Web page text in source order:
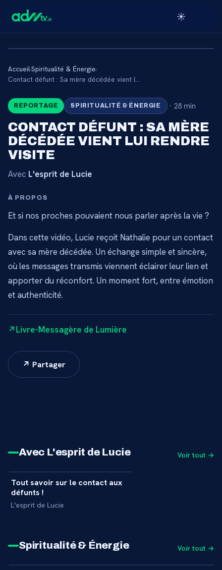
☀️
🔒
CONTENU RÉSERVÉ AUX
ABONNÉS
Connectez-vous via votre lien membre, ou
abonnez-vous pour accéder au catalogue.
Accueil›Spiritualité & Énergie›
Contact défunt : Sa mère décédée vient lui rendre visite
REPORTAGE SPIRITUALITÉ & ÉNERGIE · 28 min
CONTACT DÉFUNT : SA MÈRE
DÉCÉDÉE VIENT LUI RENDRE
VISITE
Avec L'esprit de Lucie
À PROPOS
Et si nos proches pouvaient nous parler après la vie ?
Dans cette vidéo, Lucie reçoit Nathalie pour un contact
avec sa mère décédée. Un échange simple et sincère,
où les messages transmis viennent éclairer leur lien et
apporter du réconfort. Un moment fort, entre émotion
et authenticité.
Livre-Messagère de Lumière
↗ Partager
Avec L'esprit de Lucie Voir tout →
MASTERCLASS +
Tout savoir sur le contact aux
défunts !
L'esprit de Lucie
Spiritualité & Énergie Voir tout →
1 h 04 min